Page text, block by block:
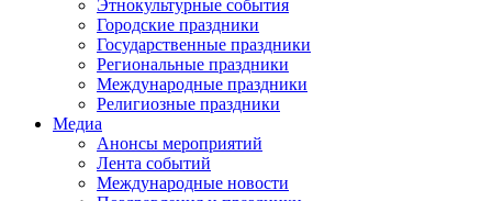
Этнокультурные события
Городские праздники
Государственные праздники
Региональные праздники
Международные праздники
Религиозные праздники
Медиа
Анонсы мероприятий
Лента событий
Международные новости